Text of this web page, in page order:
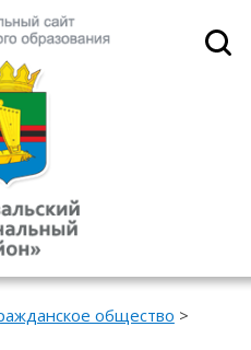
общество >